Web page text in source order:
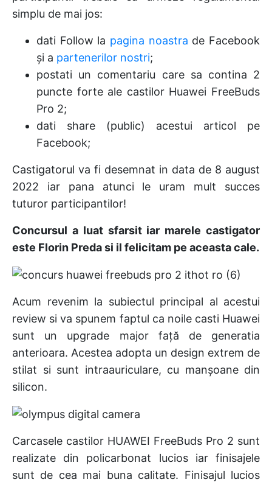
simplu de mai jos:
dati Follow la pagina noastra de Facebook
și a partenerilor nostri;
postati un comentariu care sa contina 2
puncte forte ale castilor Huawei FreeBuds
Pro 2;
dati share (public) acestui articol pe
Facebook;
Castigatorul va fi desemnat in data de 8 august
2022 iar pana atunci le uram mult succes
tuturor participantilor!
Concursul a luat sfarsit iar marele castigator
este Florin Preda si il felicitam pe aceasta cale.
Acum revenim la subiectul principal al acestui
review si va spunem faptul ca noile casti Huawei
sunt un upgrade major față de generatia
anterioara. Acestea adopta un design extrem de
stilat si sunt intraauriculare, cu manșoane din
silicon.
Carcasele castilor HUAWEI FreeBuds Pro 2 sunt
realizate din policarbonat lucios iar finisajele
sunt de cea mai buna calitate. Finisajul lucios